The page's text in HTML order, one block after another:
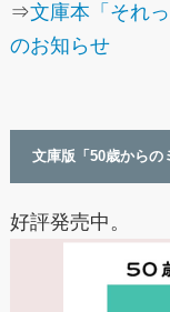
⇒文庫本「それ
のお知らせ
文庫版「50歳からの
好評発売中。